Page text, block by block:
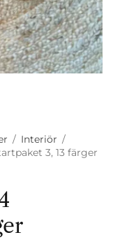
/ Interiör /
3, 13 färger